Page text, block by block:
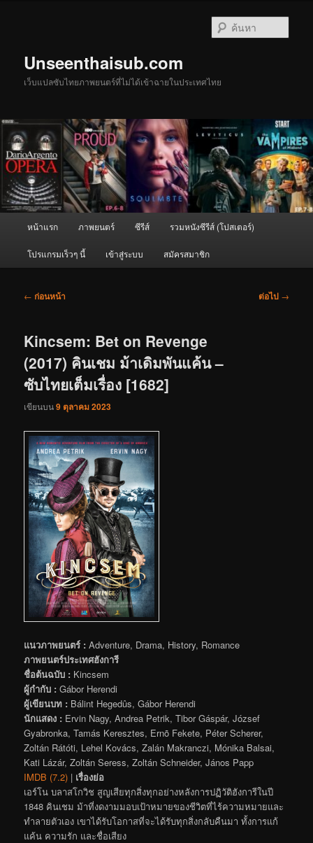
Unseenthaisub.com
เว็บแปลซับไทยภาพยนตร์ที่ไม่ได้เข้าฉายในประเทศไทย
หน้าแรก ภาพยนตร์ ซีรีส์ รวมหนังซีรีส์ (โปสเตอร์)
โปรแกรมเร็วๆ นี้ เข้าสู่ระบบ สมัครสมาชิก
เมนู
← ก่อนหน้า ต่อไป →
Kincsem: Bet on Revenge
(2017) คินเชม ม้าเดิมพันแค้น –
ซับไทยเต็มเรื่อง [1682]
เขียนบน9 ตุลาคม 2023
แนวภาพยนตร์ : Adventure, Drama, History, Romance
ภาพยนตร์ประเทศฮังการี
ชื่อต้นฉบับ : Kincsem
ผู้กำกับ : Gábor Herendi
ผู้เขียนบท : Bálint Hegedûs, Gábor Herendi
นักแสดง : Ervin Nagy, Andrea Petrik, Tibor Gáspár, József
Gyabronka, Tamás Keresztes, Ernõ Fekete, Péter Scherer,
Zoltán Rátóti, Lehel Kovács, Zalán Makranczi, Mónika Balsai,
Kati Lázár, Zoltán Seress, Zoltán Schneider, János Papp
IMDB (7.2) | เรื่องย่อ
เอร์โน บลาสโกวิช สูญเสียทุกสิ่งทุกอย่างหลังการปฏิวัติฮังการีในปี
1848 คินเชม ม้าที่งดงามมอบเป้าหมายของชีวิตที่ไร้ความหมายและ
ทำลายตัวเอง เขาได้รับโอกาสที่จะได้รับทุกสิ่งกลับคืนมา ทั้งการแก้
แค้น ความรัก และชื่อเสียง